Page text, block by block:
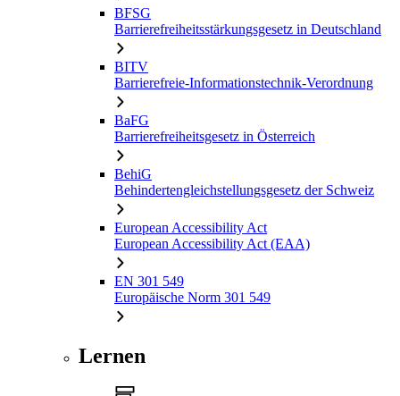
BFSG
Barrierefreiheitsstärkungsgesetz in Deutschland
BITV
Barrierefreie-Informationstechnik-Verordnung
BaFG
Barrierefreiheitsgesetz in Österreich
BehiG
Behindertengleichstellungsgesetz der Schweiz
European Accessibility Act
European Accessibility Act (EAA)
EN 301 549
Europäische Norm 301 549
Lernen